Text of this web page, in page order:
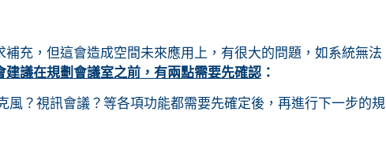
充，但這會造成空間未來應用上，有很大的問題，如系統無法
建議在規劃會議室之前，有兩點需要先確認 ：
風？視訊會議？等各項功能都需要先確定後，再進行下一步的規